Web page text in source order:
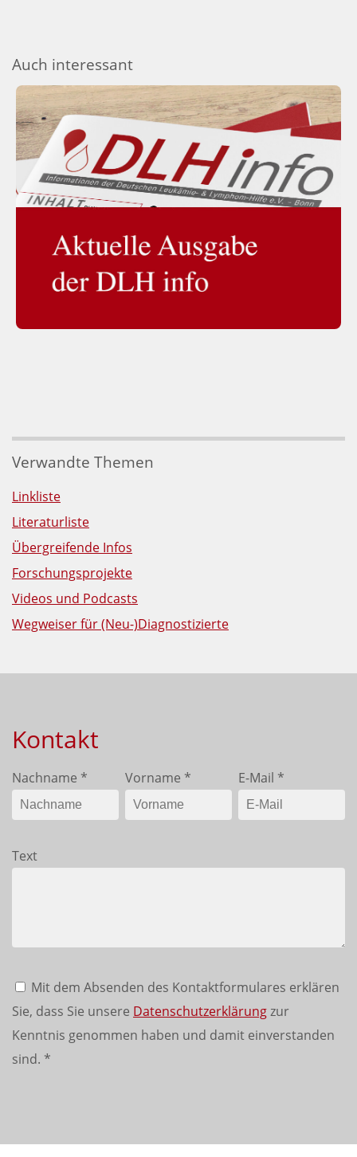
Auch interessant
Verwandte Themen
Linkliste
Literaturliste
Übergreifende Infos
Forschungsprojekte
Videos und Podcasts
Wegweiser für (Neu-)Diagnostizierte
Kontakt
Nachname * Vorname * E-Mail *
Text
Mit dem Absenden des Kontaktformulares erklären
Sie, dass Sie unsere Datenschutzerklärungzur
Kenntnis genommen haben und damit einverstanden
sind. *